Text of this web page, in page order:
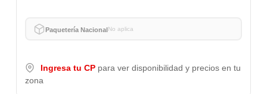
Paquetería NacionalNo aplica
Ingresa tu CP para ver disponibilidad y precios en tu
zona